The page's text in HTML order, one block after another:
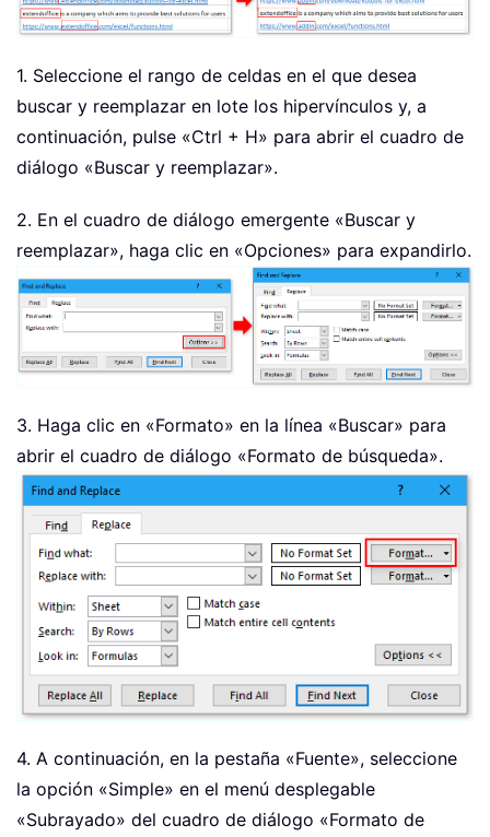
1. Seleccione el rango de celdas en el que desea
buscar y reemplazar en lote los hipervínculos y, a
continuación, pulse «Ctrl + H» para abrir el cuadro de
diálogo «Buscar y reemplazar».
2. En el cuadro de diálogo emergente «Buscar y
reemplazar», haga clic en «Opciones» para expandirlo.
3. Haga clic en «Formato» en la línea «Buscar» para
abrir el cuadro de diálogo «Formato de búsqueda».
4. A continuación, en la pestaña «Fuente», seleccione
la opción «Simple» en el menú desplegable
«Subrayado» del cuadro de diálogo «Formato de